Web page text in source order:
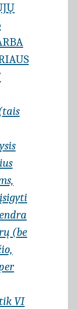
(be
VI